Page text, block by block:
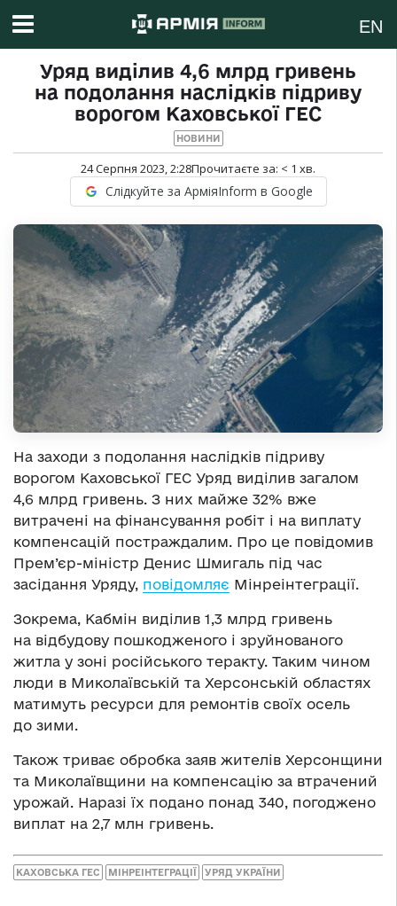
EN
Уряд виділив 4,6 млрд гривень
на подолання наслідків підриву
ворогом Каховської ГЕС
НОВИНИ
24 Серпня 2023, 2:28Прочитаєте за: < 1 хв.
Слідкуйте за АрміяInform в Google
На заходи з подолання наслідків підриву
ворогом Каховської ГЕС Уряд виділив загалом
4,6 млрд гривень. З них майже 32% вже
витрачені на фінансування робіт і на виплату
компенсацій постраждалим. Про це повідомив
Прем’єр-міністр Денис Шмигаль під час
засідання Уряду, повідомляє Мінреінтеграції.
Зокрема, Кабмін виділив 1,3 млрд гривень
на відбудову пошкодженого і зруйнованого
житла у зоні російського теракту. Таким чином
люди в Миколаївській та Херсонській областях
матимуть ресурси для ремонтів своїх осель
до зими.
Також триває обробка заяв жителів Херсонщини
та Миколаївщини на компенсацію за втрачений
урожай. Наразі їх подано понад 340, погоджено
виплат на 2,7 млн гривень.
КАХОВСЬКА ГЕС МІНРЕІНТЕГРАЦІЇ УРЯД УКРАЇНИ